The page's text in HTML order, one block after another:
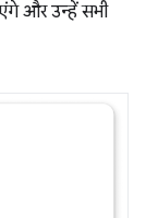
और उन्हें सभी